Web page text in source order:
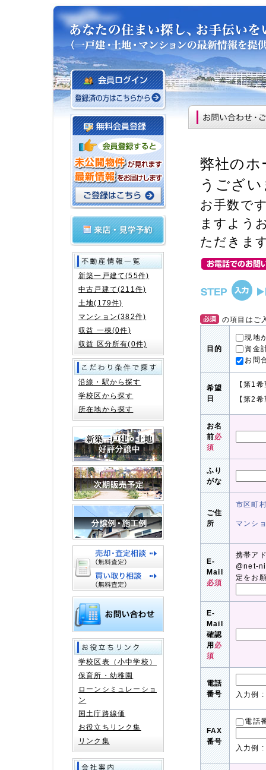
弊社のホ
うござ
お手数で
ますよう
ただきま
の項目はご
目的
現地
資金
お問
希望
日
【第1
【第2
お名
前必
須
ふり
がな
ご住
所
市区町
マンシ
E-
Mail
必須
携帯ア
@net-
定をお
E-
Mail
確認
用必
須
電話
番号
入力例
FAX
番号
電話
入力例
新築一戸建て(55件)
中古戸建て(211件)
土地(179件)
マンション(382件)
収益 一棟(0件)
収益 区分所有(0件)
沿線・駅から探す
学校区から探す
所在地から探す
学校区表（小中学校）
保育所・幼稚園
ローンシミュレーショ
ン
国土庁路線価
お役立ちリンク集
リンク集